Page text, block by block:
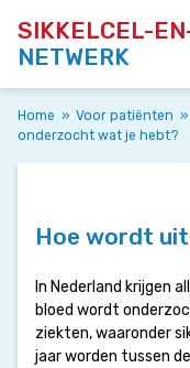
SIKKELCEL-
NETWERK
Home » Voor patiënten »
onderzocht wat je hebt?
Hoe wordt
In Nederland krijgen
bloed wordt
ziekten, waaronder
jaar worden tussen